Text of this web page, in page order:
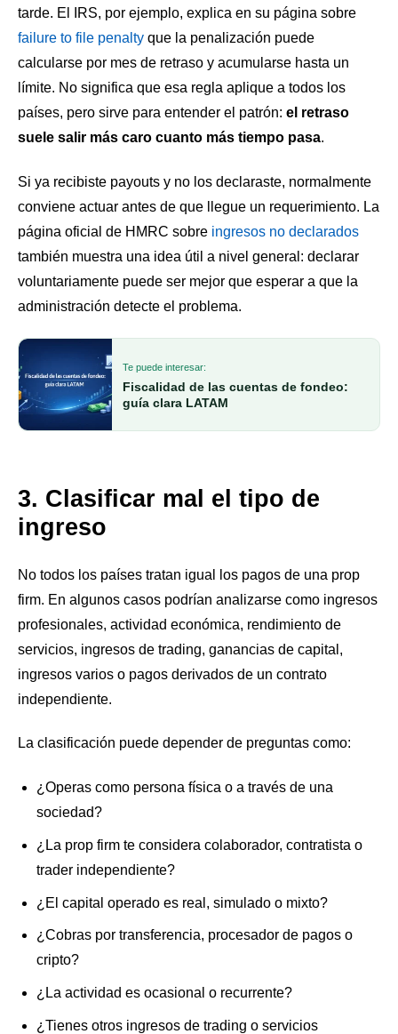
tarde. El IRS, por ejemplo, explica en su página sobre
failure to file penalty que la penalización puede
calcularse por mes de retraso y acumularse hasta un
límite. No significa que esa regla aplique a todos los
países, pero sirve para entender el patrón: el retraso
suele salir más caro cuanto más tiempo pasa.
Si ya recibiste payouts y no los declaraste, normalmente
conviene actuar antes de que llegue un requerimiento. La
página oficial de HMRC sobre ingresos no declarados
también muestra una idea útil a nivel general: declarar
voluntariamente puede ser mejor que esperar a que la
administración detecte el problema.
Te puede interesar:
Fiscalidad de las cuentas de fondeo:
guía clara LATAM
3. Clasificar mal el tipo de
ingreso
No todos los países tratan igual los pagos de una prop
firm. En algunos casos podrían analizarse como ingresos
profesionales, actividad económica, rendimiento de
servicios, ingresos de trading, ganancias de capital,
ingresos varios o pagos derivados de un contrato
independiente.
La clasificación puede depender de preguntas como:
¿Operas como persona física o a través de una
sociedad?
¿La prop firm te considera colaborador, contratista o
trader independiente?
¿El capital operado es real, simulado o mixto?
¿Cobras por transferencia, procesador de pagos o
cripto?
¿La actividad es ocasional o recurrente?
¿Tienes otros ingresos de trading o servicios